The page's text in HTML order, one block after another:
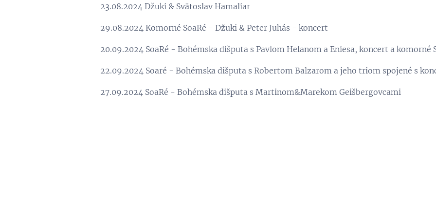
23.08.2024 Džuki & Svätoslav Hamaliar
29.08.2024 Komorné SoaRé - Džuki & Peter Juhás - koncert
20.09.2024 SoaRé - Bohémska dišputa s Pavlom Helanom a Eniesa, koncert a komorné
22.09.2024 Soaré - Bohémska dišputa s Robertom Balzarom a jeho triom spojené s
27.09.2024 SoaRé - Bohémska dišputa s Martinom&Marekom Geišbergovcami